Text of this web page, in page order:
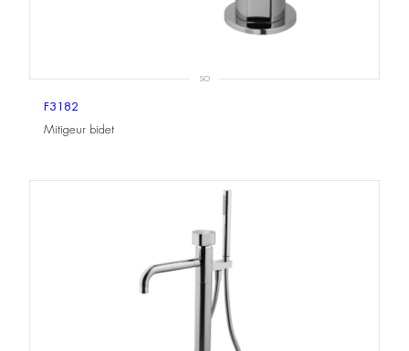
SO
F3182
Mitigeur bidet